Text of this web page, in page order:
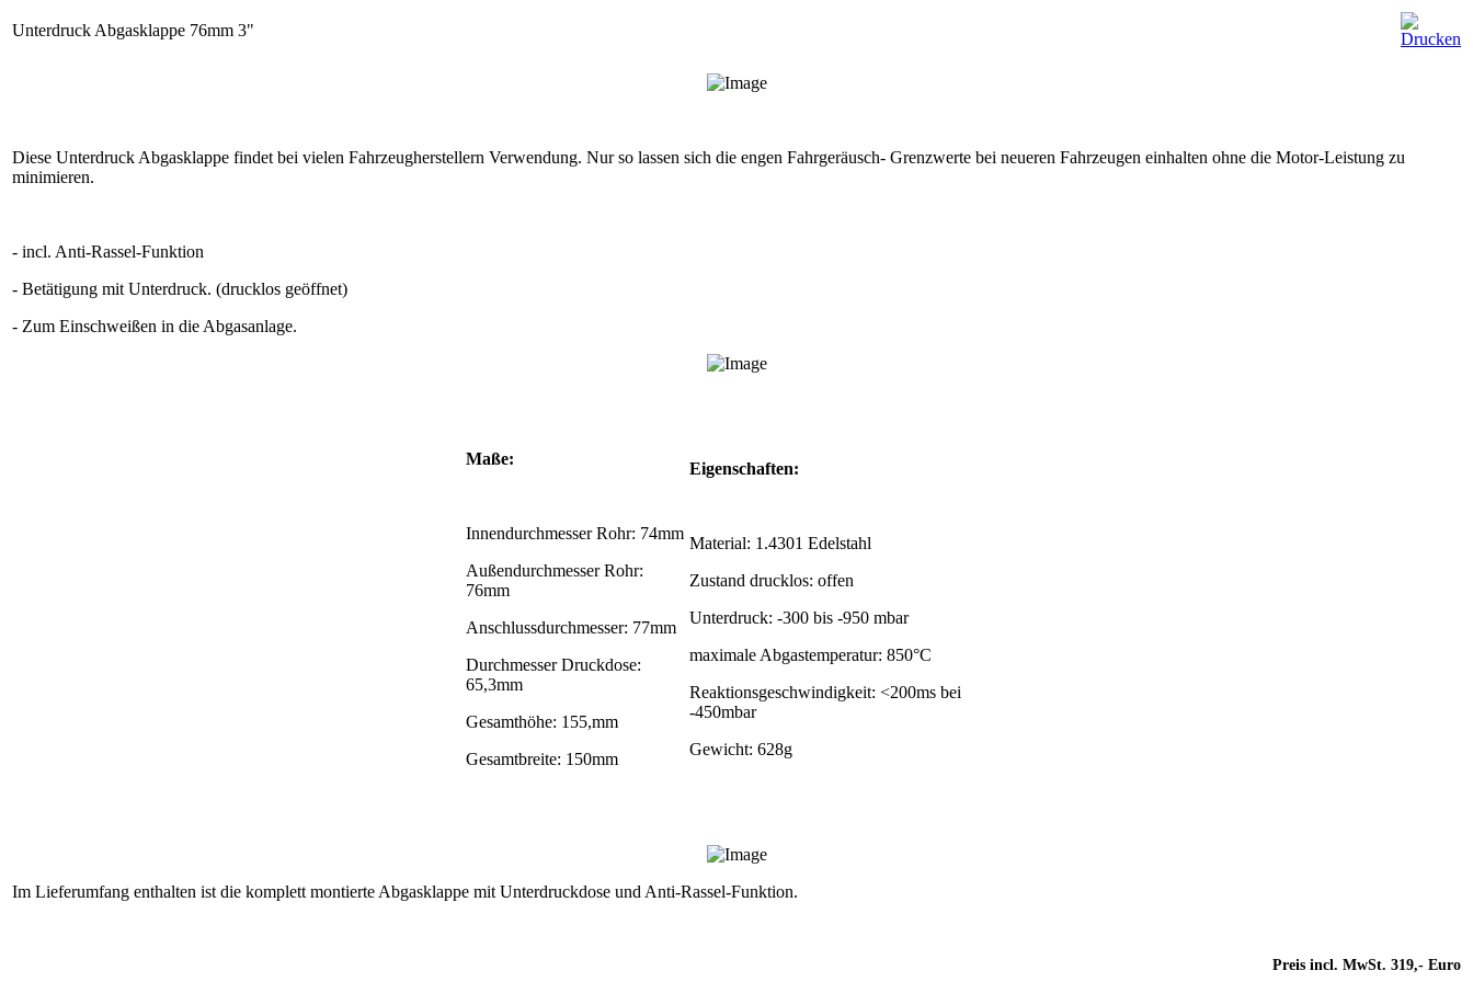
Unterdruck Abgasklappe 76mm 3"
Diese Unterdruck Abgasklappe findet bei vielen Fahrzeugherstellern Verwendung. Nur so lassen sich die engen Fahrgeräusch- Grenzwerte bei neueren Fahrzeugen einhalten ohne die Motor-Leistung zu
minimieren.
- incl. Anti-Rassel-Funktion
- Betätigung mit Unterdruck. (drucklos geöffnet)
- Zum Einschweißen in die Abgasanlage.
Maße:
Innendurchmesser Rohr: 74mm
Außendurchmesser Rohr:
76mm
Anschlussdurchmesser: 77mm
Durchmesser Druckdose:
65,3mm
Gesamthöhe: 155,mm
Gesamtbreite: 150mm
Eigenschaften:
Material: 1.4301 Edelstahl
Zustand drucklos: offen
Unterdruck: -300 bis -950 mbar
maximale Abgastemperatur: 850°C
Reaktionsgeschwindigkeit: <200ms bei
-450mbar
Gewicht: 628g
Im Lieferumfang enthalten ist die komplett montierte Abgasklappe mit Unterdruckdose und Anti-Rassel-Funktion.
Preis incl. MwSt. 319,- Euro